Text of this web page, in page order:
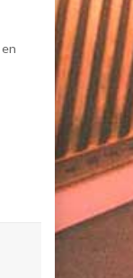
en